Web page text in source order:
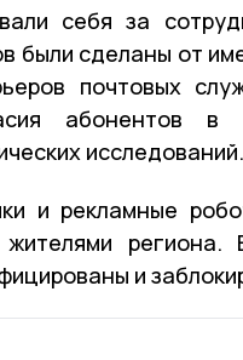
себя за
были сделаны от
почтовых
абонентов в
исследований.
и рекламные
региона.
и